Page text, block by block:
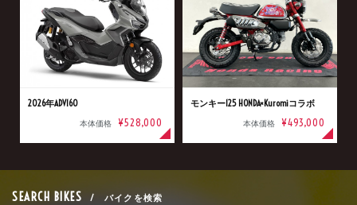
2026年ADV160
本体価格 ¥528,000
モンキー125 HONDA×Kuromiコラボ
本体価格 ¥493,000
SEARCH BIKES / バイクを検索